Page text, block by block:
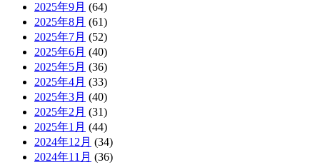
2025年9月 (64)
2025年8月 (61)
2025年7月 (52)
2025年6月 (40)
2025年5月 (36)
2025年4月 (33)
2025年3月 (40)
2025年2月 (31)
2025年1月 (44)
2024年12月 (34)
2024年11月 (36)